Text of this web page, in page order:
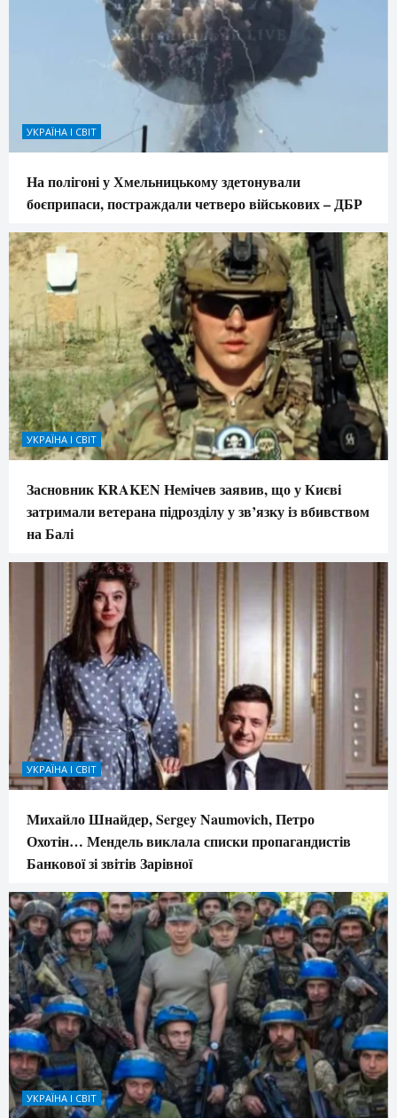
УКРАЇНА І СВІТ
На полігоні у Хмельницькому здетонували
боєприпаси, постраждали четверо військових – ДБР
УКРАЇНА І СВІТ
Засновник KRAKEN Немічев заявив, що у Києві
затримали ветерана підрозділу у зв’язку із вбивством
на Балі
УКРАЇНА І СВІТ
Михайло Шнайдер, Sergey Naumovich, Петро
Охотін… Мендель виклала списки пропагандистів
Банкової зі звітів Зарівної
УКРАЇНА І СВІТ